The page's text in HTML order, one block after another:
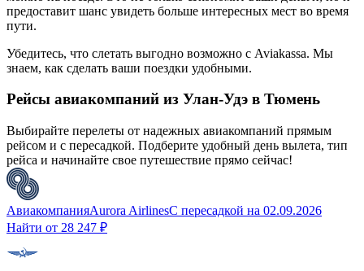
предоставит шанс увидеть больше интересных мест во время
пути.
Убедитесь, что слетать выгодно возможно с Aviakassa. Мы
знаем, как сделать ваши поездки удобными.
Рейсы авиакомпаний из Улан-Удэ в Тюмень
Выбирайте перелеты от надежных авиакомпаний прямым
рейсом и с пересадкой. Подберите удобный день вылета, тип
рейса и начинайте свое путешествие прямо сейчас!
АвиакомпанияAurora AirlinesС пересадкой на 02.09.2026
Найти от 28 247 ₽